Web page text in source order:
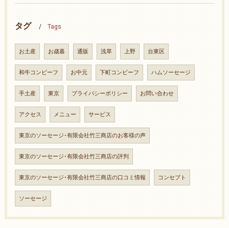
タグ Tags
お土産 お歳暮 通販 浅草 上野 台東区
和牛コンビーフ お中元 下町コンビーフ ハムソーセージ
手土産 東京 プライバシーポリシー お問い合わせ
アクセス メニュー サービス
東京のソーセージ･有限会社竹三商店のお客様の声
東京のソーセージ･有限会社竹三商店の評判
東京のソーセージ･有限会社竹三商店の口コミ情報 コンセプト
ソーセージ